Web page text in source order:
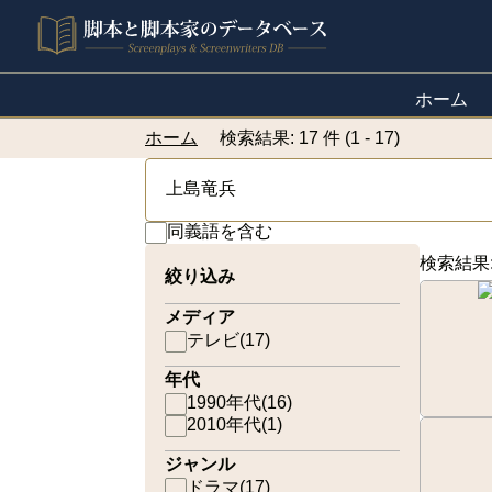
ホーム
ホーム 検索結果: 17 件 (1 - 17)
同義語を含む
絞り込み
メディア
テレビ(17)
年代
1990年代(16)
2010年代(1)
ジャンル
ドラマ(17)
検索結